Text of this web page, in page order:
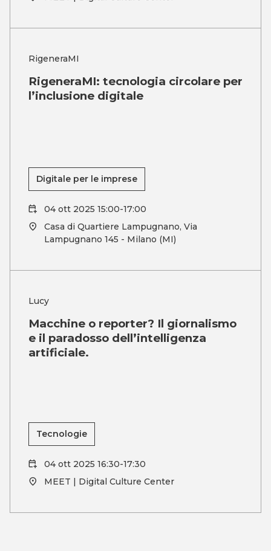
RigeneraMI
RigeneraMI: tecnologia circolare per
l’inclusione digitale
Digitale per le imprese
04 ott 2025 15:00-17:00
Casa di Quartiere Lampugnano, Via
Lampugnano 145 - Milano (MI)
Lucy
Macchine o reporter? Il giornalismo
e il paradosso dell’intelligenza
artificiale.
Tecnologie
04 ott 2025 16:30-17:30
MEET | Digital Culture Center